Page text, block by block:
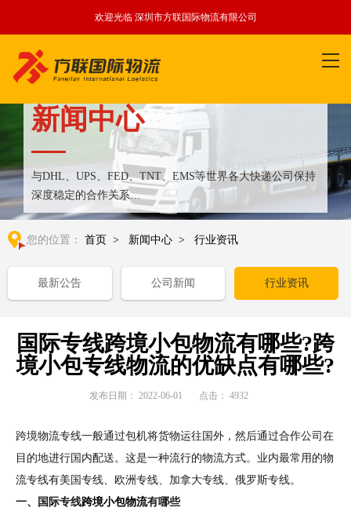
欢迎光临 深圳市方联国际物流有限公司
新闻中心
与DHL、UPS、FED、TNT、EMS等世界各大快递公司保持
深度稳定的合作关系
整合全球优质物流运输资源,满足国内外客户更多个性化需求
您的位置： 首页 > 新闻中心 > 行业资讯
最新公告 公司新闻 行业资讯
国际专线跨境小包物流有哪些?跨
境小包专线物流的优缺点有哪些?
发布日期： 2022-06-01 点击： 4932
跨境物流专线一般通过包机将货物运往国外，然后通过合作公司在
目的地进行国内配送。这是一种流行的物流方式。业内最常用的物
流专线有美国专线、欧洲专线、加拿大专线、俄罗斯专线。
一、国际专线跨境小包物流有哪些